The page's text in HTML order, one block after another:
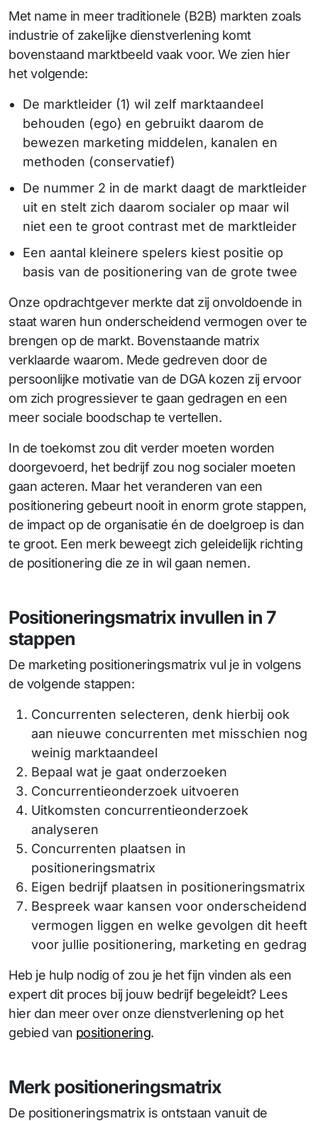
Met name in meer traditionele (B2B) markten zoals
industrie of zakelijke dienstverlening komt
bovenstaand marktbeeld vaak voor. We zien hier
het volgende:
De marktleider (1) wil zelf marktaandeel
behouden (ego) en gebruikt daarom de
bewezen marketing middelen, kanalen en
methoden (conservatief)
De nummer 2 in de markt daagt de marktleider
uit en stelt zich daarom socialer op maar wil
niet een te groot contrast met de marktleider
Een aantal kleinere spelers kiest positie op
basis van de positionering van de grote twee
Onze opdrachtgever merkte dat zij onvoldoende in
staat waren hun onderscheidend vermogen over te
brengen op de markt. Bovenstaande matrix
verklaarde waarom. Mede gedreven door de
persoonlijke motivatie van de DGA kozen zij ervoor
om zich progressiever te gaan gedragen en een
meer sociale boodschap te vertellen.
In de toekomst zou dit verder moeten worden
doorgevoerd, het bedrijf zou nog socialer moeten
gaan acteren. Maar het veranderen van een
positionering gebeurt nooit in enorm grote stappen,
de impact op de organisatie én de doelgroep is dan
te groot. Een merk beweegt zich geleidelijk richting
de positionering die ze in wil gaan nemen.
Positioneringsmatrix invullen in 7
stappen
De marketing positioneringsmatrix vul je in volgens
de volgende stappen:
Concurrenten selecteren, denk hierbij ook
aan nieuwe concurrenten met misschien nog
weinig marktaandeel
Bepaal wat je gaat onderzoeken
Concurrentieonderzoek uitvoeren
Uitkomsten concurrentieonderzoek
analyseren
Concurrenten plaatsen in
positioneringsmatrix
Eigen bedrijf plaatsen in positioneringsmatrix
Bespreek waar kansen voor onderscheidend
vermogen liggen en welke gevolgen dit heeft
voor jullie positionering, marketing en gedrag
Heb je hulp nodig of zou je het fijn vinden als een
expert dit proces bij jouw bedrijf begeleidt? Lees
hier dan meer over onze dienstverlening op het
gebied van positionering.
Merk positioneringsmatrix
De positioneringsmatrix is ontstaan vanuit de